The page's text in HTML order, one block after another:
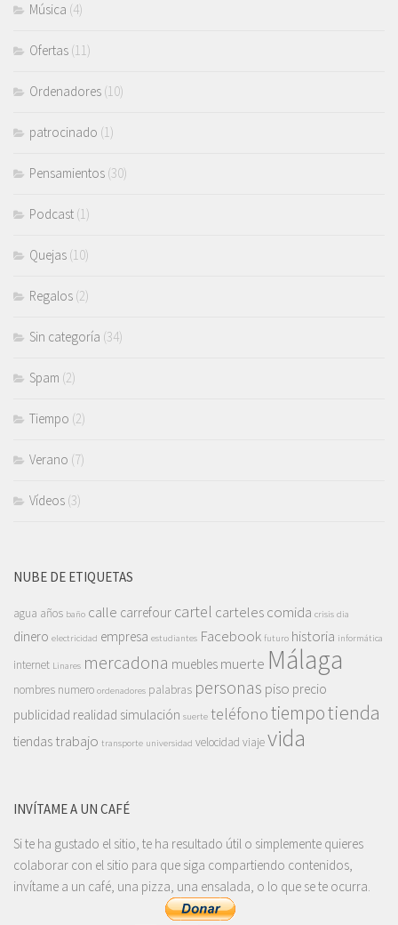
Música (4)
Ofertas (11)
Ordenadores (10)
patrocinado (1)
Pensamientos (30)
Podcast (1)
Quejas (10)
Regalos (2)
Sin categoría (34)
Spam (2)
Tiempo (2)
Verano (7)
Vídeos (3)
NUBE DE ETIQUETAS
agua años baño calle carrefour cartel cartelescomida crisis dia
dinero electricidad empresa estudiantes Facebook futuro historia informática
internet Linares mercadona muebles muerte Málaga
nombres numero ordenadores palabras personas piso precio
publicidad realidad simulación suerte teléfonotiempotienda
tiendas trabajo transporte universidad velocidad viajevida
INVÍTAME A UN CAFÉ
Si te ha gustado el sitio, te ha resultado útil o simplemente quieres
colaborar con el sitio para que siga compartiendo contenidos,
invítame a un café, una pizza, una ensalada, o lo que se te ocurra.